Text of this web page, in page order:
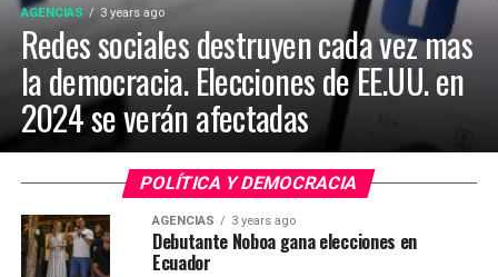
AGENCIAS 3 years ago
Redes sociales destruyen cada vez mas
la democracia. Elecciones de EE.UU. en
2024 se verán afectadas
POLÍTICA Y DEMOCRACIA
AGENCIAS 3 years ago
Debutante Noboa gana elecciones en
Ecuador